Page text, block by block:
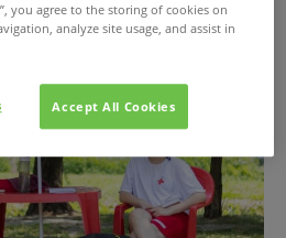
you agree to the storing of cookies on
analyze site usage, and assist in
Accept All Cookies